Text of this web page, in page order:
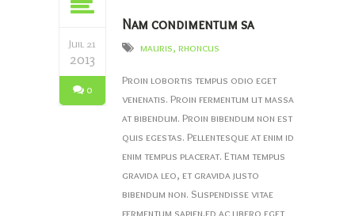
Juil 21
2013
0
Nam condimentum sa
mauris, rhoncus
Proin lobortis tempus odio eget
venenatis. Proin fermentum ut massa
at bibendum. Proin bibendum non est
quis egestas. Pellentesque at enim id
enim tempus placerat. Etiam tempus
gravida leo, et gravida justo
bibendum non. Suspendisse vitae
fermentum sapien.ed ac libero eget